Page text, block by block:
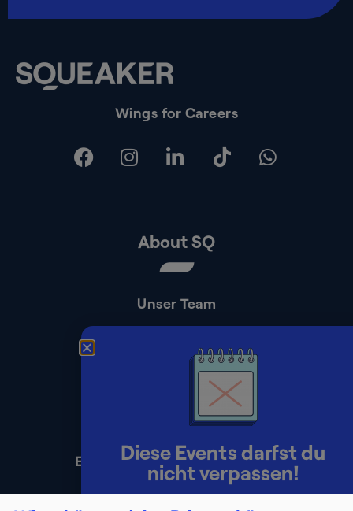
Wings for Careers
About SQ
Unser Team
Presse
Impressum
Datenschutz
Erklärung zur Barrierefreiheit
Diese Events darfst du
nicht verpassen!